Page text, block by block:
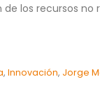
los recursos no
, Innovación, Jorge